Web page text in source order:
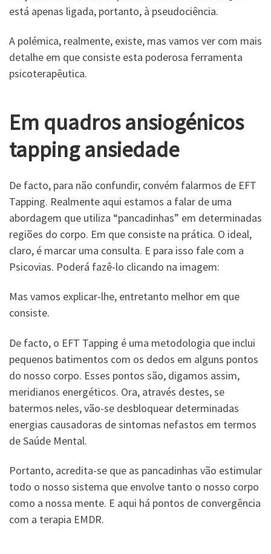
está apenas ligada, portanto, à pseudociência.
A polémica, realmente, existe, mas vamos ver com mais
detalhe em que consiste esta poderosa ferramenta
psicoterapêutica.
Em quadros ansiogénicos
tapping ansiedade
De facto, para não confundir, convém falarmos de EFT
Tapping. Realmente aqui estamos a falar de uma
abordagem que utiliza “pancadinhas” em determinadas
regiões do corpo. Em que consiste na prática. O ideal,
claro, é marcar uma consulta. E para isso fale com a
Psicovias. Poderá fazê-lo clicando na imagem:
Mas vamos explicar-lhe, entretanto melhor em que
consiste.
De facto, o EFT Tapping é uma metodologia que inclui
pequenos batimentos com os dedos em alguns pontos
do nosso corpo. Esses pontos são, digamos assim,
meridianos energéticos. Ora, através destes, se
batermos neles, vão-se desbloquear determinadas
energias causadoras de sintomas nefastos em termos
de Saúde Mental.
Portanto, acredita-se que as pancadinhas vão estimular
todo o nosso sistema que envolve tanto o nosso corpo
como a nossa mente. E aqui há pontos de convergência
com a terapia EMDR.